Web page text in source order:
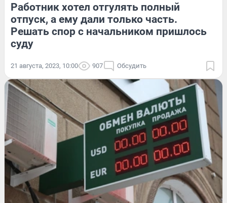
Работник хотел отгулять полный
отпуск, а ему дали только часть.
Решать спор с начальником пришлось
суду
21 августа, 2023, 10:00 907 Обсудить